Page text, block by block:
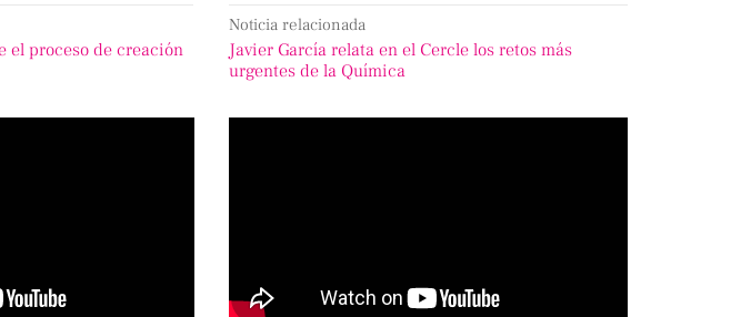
el proceso de creación
Noticia relacionada
Javier García relata en el Cercle los retos más
urgentes de la Química